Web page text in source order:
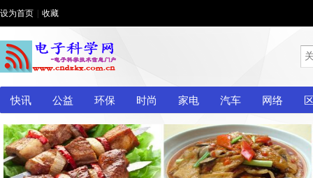
设为首页 收藏
快讯 公益 环保 时尚 家电 汽车 网络